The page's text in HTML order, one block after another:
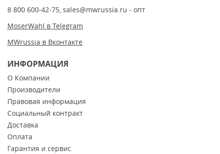
8 800 600-42-75, sales@mwrussia.ru - опт
MoserWahl в Telegram
MWrussia в Вконтакте
ИНФОРМАЦИЯ
О Компании
Производители
Правовая информация
Социальный контракт
Доставка
Оплата
Гарантия и сервис